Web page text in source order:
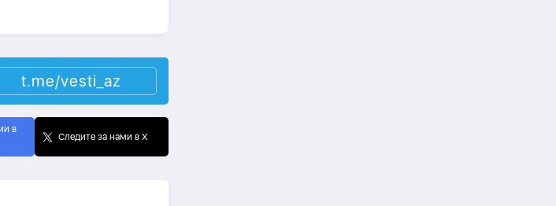
t.me/vesti_az
в
Следите за нами в X